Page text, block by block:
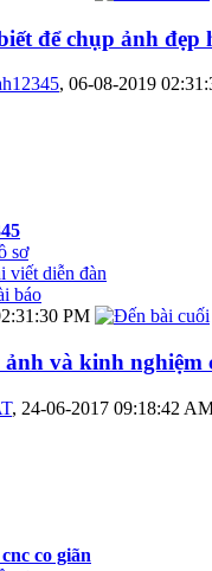
để chụp ảnh đẹp
‎, 06-08-2019
sơ
viết diễn đàn
báo
PM
và kinh nghiệm
‎, 24-06-2017 09:18:42
co giãn